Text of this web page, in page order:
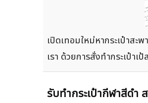
เปิดเทอมใหม่หากระเป๋าส
เรา ด้วยการสั่งทำกระเป๋า
รับทำกระเป๋ากีฬาสีด